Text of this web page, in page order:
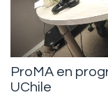
ProMA en
UChile